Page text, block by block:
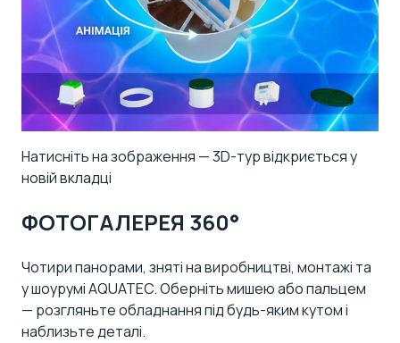
Натисніть на зображення — 3D-тур відкриється у
новій вкладці
ФОТОГАЛЕРЕЯ 360°
Чотири панорами, зняті на виробництві, монтажі та
у шоурумі AQUATEC. Оберніть мишею або пальцем
— розгляньте обладнання під будь-яким кутом і
наблизьте деталі.